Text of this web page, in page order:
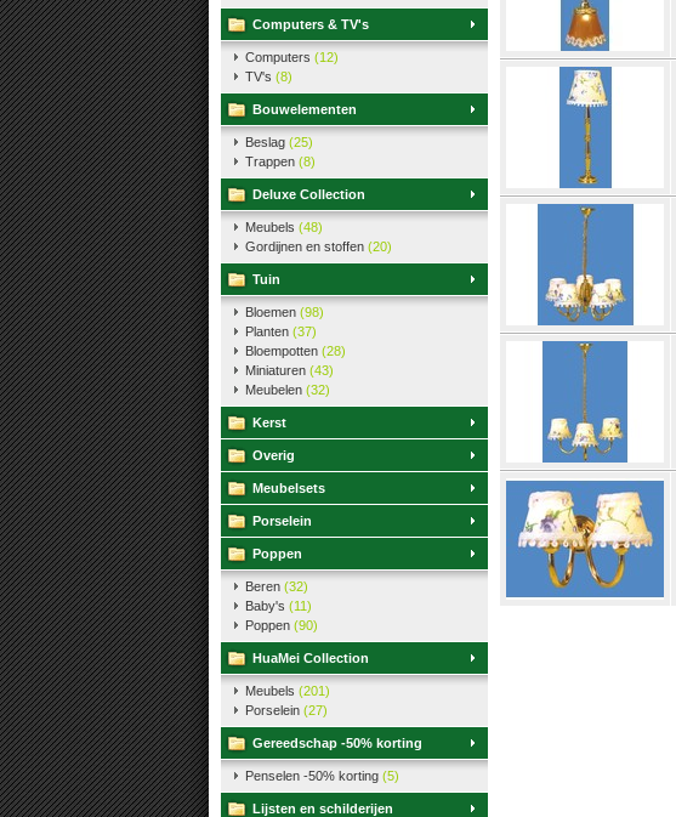
Computers & TV's
Computers (12)
TV's (8)
Bouwelementen
Beslag (25)
Trappen (8)
Deluxe Collection
Meubels (48)
Gordijnen en stoffen (20)
Tuin
Bloemen (98)
Planten (37)
Bloempotten (28)
Miniaturen (43)
Meubelen (32)
Kerst
Overig
Meubelsets
Porselein
Poppen
Beren (32)
Baby's (11)
Poppen (90)
HuaMei Collection
Meubels (201)
Porselein (27)
Gereedschap -50% korting
Penselen -50% korting (5)
Lijsten en schilderijen